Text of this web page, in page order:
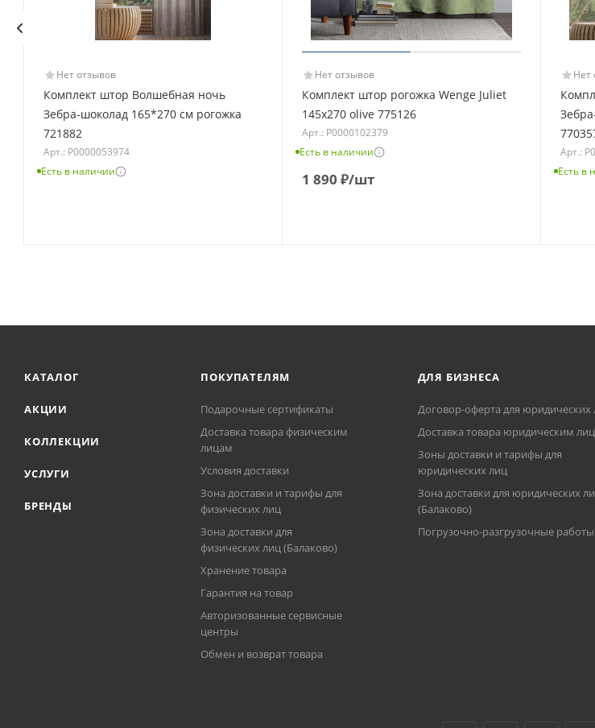
Нет отзывов
Комплект штор Волшебная ночь
Зебра-шоколад 165*270 см рогожка
721882
Арт.: Р0000053974
Есть в наличии
Нет отзывов
Комплект штор рогожка Wenge Juliet
145х270 olive 775126
Арт.: Р0000102379
Есть в наличии
1 890 ₽/шт
Нет
Арт.:
Есть в
КАТАЛОГ
АКЦИИ
КОЛЛЕКЦИИ
УСЛУГИ
БРЕНДЫ
ПОКУПАТЕЛЯМ
Подарочные сертификаты
Доставка товара физическим
лицам
Условия доставки
Зона доставки и тарифы для
физических лиц
Зона доставки для
физических лиц (Балаково)
Хранение товара
Гарантия на товар
Авторизованные сервисные
центры
Обмен и возврат товара
ДЛЯ БИЗНЕСА
Договор-оферта для юридических
Доставка товара юридическим
Зоны доставки и тарифы для
юридических лиц
Зона доставки для юридических
(Балаково)
Погрузочно-разгрузочные работы